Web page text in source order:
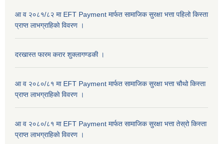
आ व २०८१/८२ मा EFT Payment मार्फत सामाजिक सुरक्षा भत्ता पहिलो किस्ता
प्राप्त लाभग्राहिकाे विवरण ।
दरखास्त फारम करार शुक्लागण्डकी ।
आ व २०८०/८१ मा EFT Payment मार्फत सामाजिक सुरक्षा भत्ता चौथो किस्ता
प्राप्त लाभग्राहिकाे विवरण ।
आ व २०८०/८१ मा EFT Payment मार्फत सामाजिक सुरक्षा भत्ता तेस्रो किस्ता
प्राप्त लाभग्राहिकाे विवरण ।